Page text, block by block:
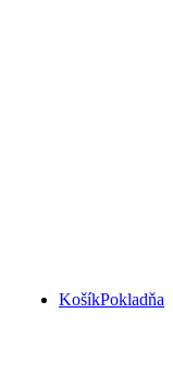
KošíkPokladňa